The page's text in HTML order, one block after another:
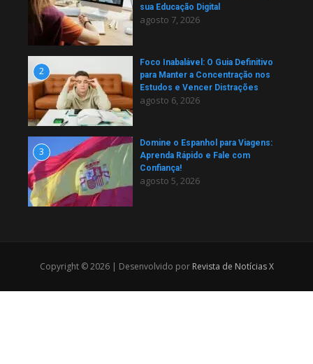
sua Educação Digital
agosto 7, 2026
2
Foco Inabalável: O Guia Definitivo
para Manter a Concentração nos
Estudos e Vencer Distrações
agosto 6, 2026
3
Domine o Espanhol para Viagens:
Aprenda Rápido e Fale com
Confiança!
agosto 5, 2026
Copyright © 2026 | Desenvolvido por Revista de Notícias X